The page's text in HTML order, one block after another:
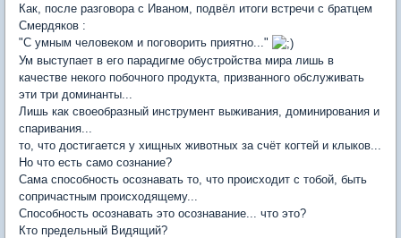
Как, после разговора с Иваном, подвёл итоги встречи с братцем
Смердяков :
"С умным человеком и поговорить приятно..."
Ум выступает в его парадигме обустройства мира лишь в
качестве некого побочного продукта, призванного обслуживать
эти три доминанты...
Лишь как своеобразный инструмент выживания, доминирования и
спаривания...
то, что достигается у хищных животных за счёт когтей и клыков...
Но что есть само сознание?
Сама способность осознавать то, что происходит с тобой, быть
сопричастным происходящему...
Способность осознавать это осознавание... что это?
Кто предельный Видящий?